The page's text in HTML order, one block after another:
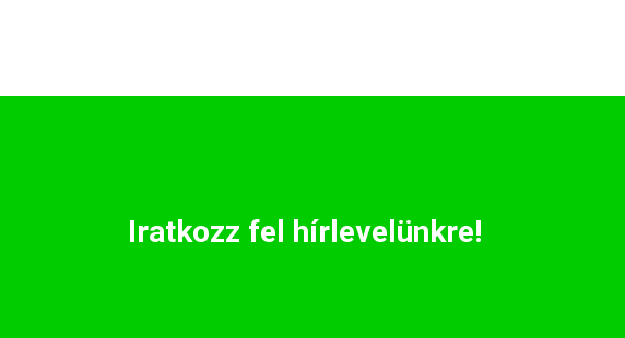
Iratkozz fel hírlevelünkre!